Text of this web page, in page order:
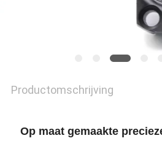
Productomschrijving
Op maat gemaakte